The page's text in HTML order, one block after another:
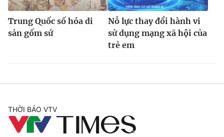
Trung Quốc số hóa di
sản gốm sứ
Nỗ lực thay đổi hành vi
sử dụng mạng xã hội của
trẻ em
THỜI BÁO VTV